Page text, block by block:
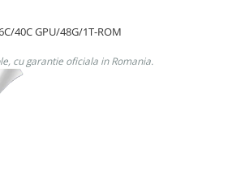
40C GPU/48G/1T-ROM
cu garantie oficiala in Romania.